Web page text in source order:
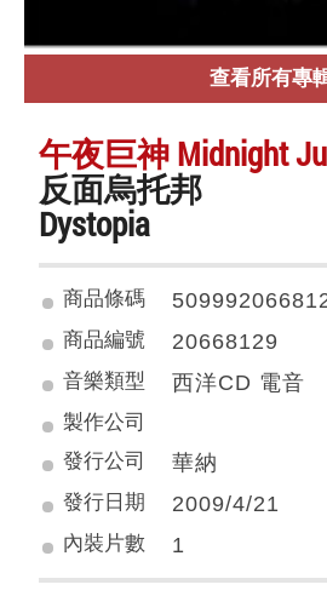
查看所有專
午夜巨神 Midnight
反面烏托邦
Dystopia
商品條碼
商品編號 20668129
音樂類型 西洋CD 電音
製作公司
發行公司
華納
發行日期 2009/4/21
內裝片數 1